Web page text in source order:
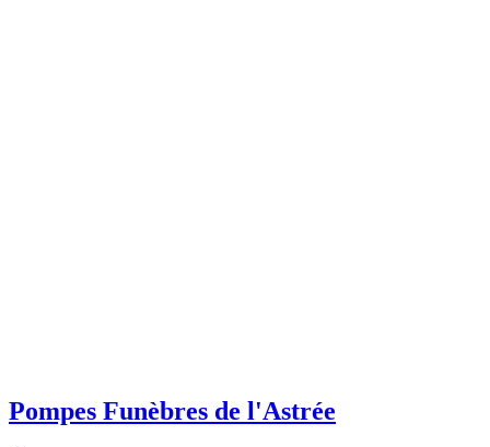
Pompes Funèbres de l'Astrée